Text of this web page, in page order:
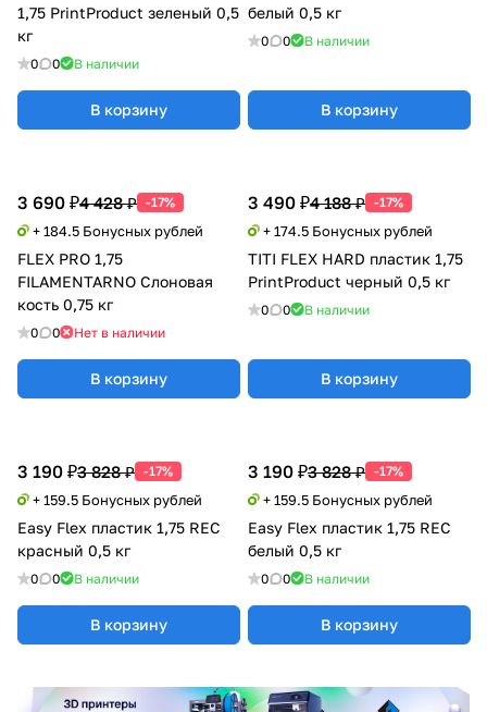
1,75 PrintProduct зеленый 0,5
кг
0 0 В наличии
В корзину
белый 0,5 кг
0 0 В наличии
В корзину
3 490 ₽4 188 ₽ -17%
+ 174.5 Бонусных рублей
TITI FLEX HARD пластик 1,75
PrintProduct черный 0,5 кг
0 0 В наличии
В корзину
3 190 ₽3 828 ₽ -17%
+ 159.5 Бонусных рублей
Easy Flex пластик 1,75 REC
красный 0,5 кг
0 0 В наличии
В корзину
3 190 ₽3 828 ₽ -17%
+ 159.5 Бонусных рублей
Easy Flex пластик 1,75 REC
белый 0,5 кг
0 0 В наличии
В корзину
3 690 ₽4 428 ₽ -17%
+ 184.5 Бонусных рублей
FLEX PRO 1,75
FILAMENTARNO Слоновая
кость 0,75 кг
0 0 Нет в наличии
В корзину